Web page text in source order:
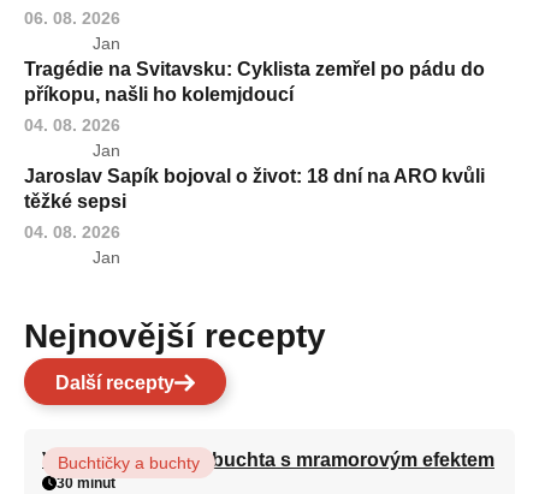
06. 08. 2026
Jan
Tragédie na Svitavsku: Cyklista zemřel po pádu do
příkopu, našli ho kolemjdoucí
04. 08. 2026
Jan
Jaroslav Sapík bojoval o život: 18 dní na ARO kvůli
těžké sepsi
04. 08. 2026
Jan
Nejnovější recepty
Další recepty
Vláčná olejová litá buchta s mramorovým efektem
Buchtičky a buchty
30 minut